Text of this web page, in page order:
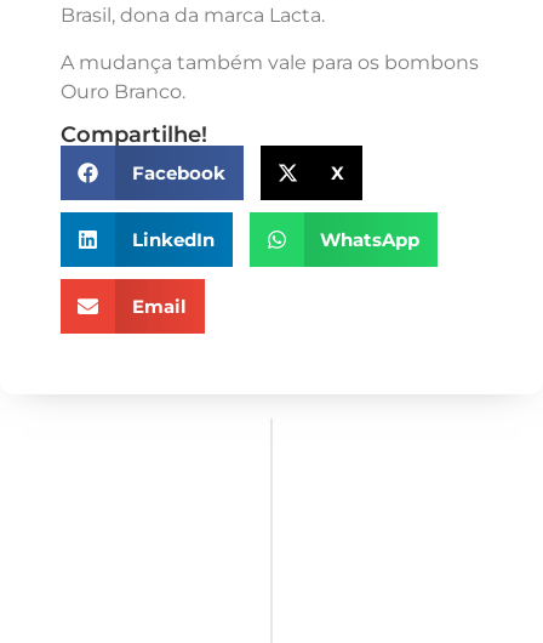
Brasil, dona da marca Lacta.
A mudança também vale para os bombons
Ouro Branco.
Compartilhe!
Facebook X
LinkedIn WhatsApp
Email